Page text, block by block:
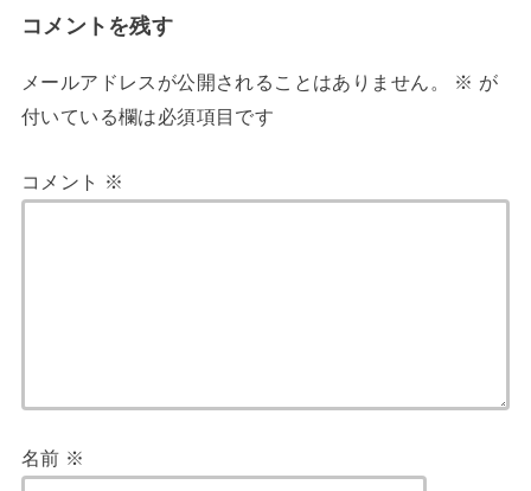
コメントを残す
メールアドレスが公開されることはありません。 ※ が
付いている欄は必須項目です
コメント ※
名前 ※